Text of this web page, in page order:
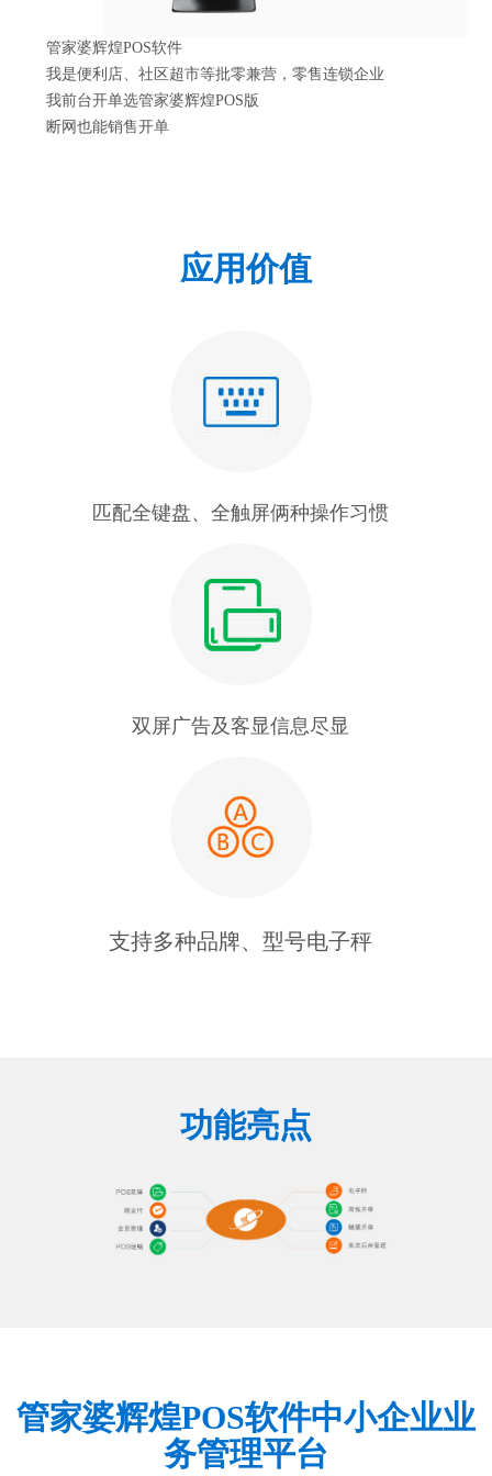
管家婆辉煌POS软件
我是便利店、社区超市等批零兼营，零售连锁企业
我前台开单选管家婆辉煌POS版
断网也能销售开单
应用价值
匹配全键盘、全触屏俩种操作习惯
双屏广告及客显信息尽显
支持多种品牌、型号电子秤
功能亮点
管家婆辉煌POS软件中小企业业
务管理平台